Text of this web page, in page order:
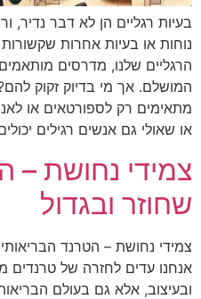
בעיות רגליים הן לא דבר נדיר,
נוחות או בעיות אחרות
הרגליים שלנו, מדרסים
המושלם. אך מי בדיוק זקוק
מתאימים רק לספורטאים או
או שאולי גם אנשים רגילים
צמידי נחושת –
שחוזר ובגדול
צמידי נחושת – הטרנד
אנחנו עדים לחזרה של טרנדים
ובעיצוב, אלא גם בעולם